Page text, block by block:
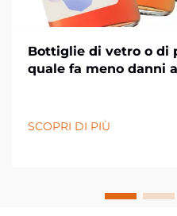
Bottiglie di vetro o di
quale fa meno danni
SCOPRI DI PIÙ